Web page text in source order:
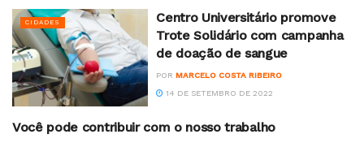
CIDADES
Centro Universitário promove
Trote Solidário com campanha
de doação de sangue
POR MARCELO COSTA RIBEIRO
14 DE SETEMBRO DE 2022
COLUNISTAS
Você pode contribuir com o nosso trabalho